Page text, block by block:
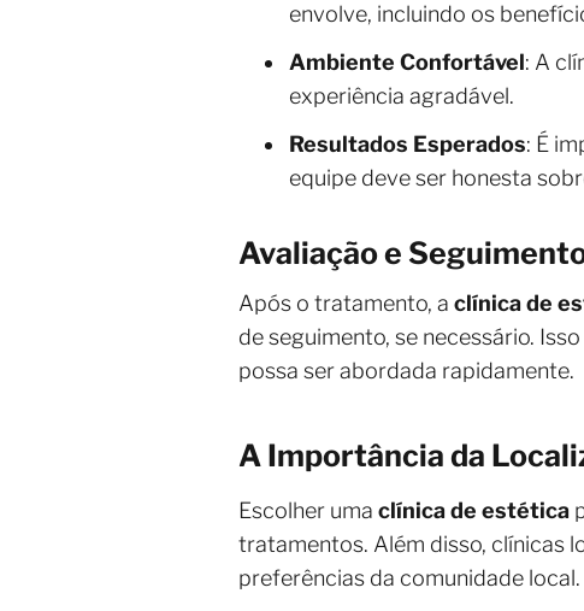
envolve, incluindo os
Ambiente Confortável: A
experiência agradável.
Resultados Esperados: É
equipe deve ser honesta
Avaliação e
Após o tratamento, a clínica de
de seguimento, se necessário.
possa ser abordada rapidamente.
A Importância da
Escolher uma clínica de estética
tratamentos. Além disso, clínicas
preferências da comunidade local.